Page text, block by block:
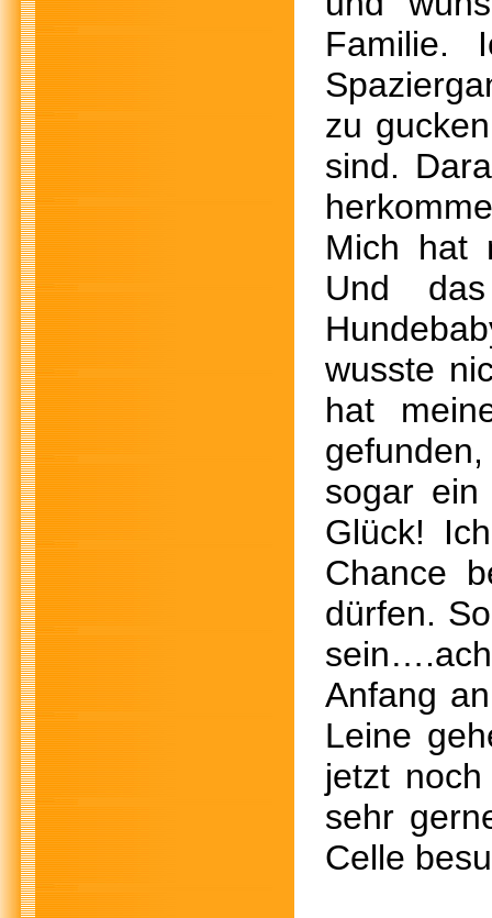
Familie.
zu
sind.
Mich hat
Und
wusste
hat
sogar
Glück!
Chance
dürfen.
Anfang
Leine
jetzt
sehr
Celle